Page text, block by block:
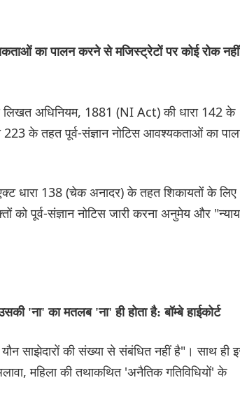
का पालन करने से मजिस्ट्रेटों पर कोई रोक
लिखत अधिनियम, 1881 (NI Act) की धारा 142 के
223 के तहत पूर्व-संज्ञान नोटिस आवश्यकताओं का
धारा 138 (चेक अनादर) के तहत शिकायतों के लिए
को पूर्व-संज्ञान नोटिस जारी करना अनुमेय और
'ना' का मतलब 'ना' ही होता है: बॉम्बे हाईकोर्ट
यौन साझेदारों की संख्या से संबंधित नहीं है"। साथ ही
महिला की तथाकथित 'अनैतिक गतिविधियों' के